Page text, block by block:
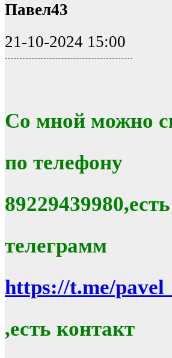
Павел43
21-10-2024 15:00
Со мной можно
по телефону
89229439980,есть
телеграмм
https://t.me/
,есть контакт